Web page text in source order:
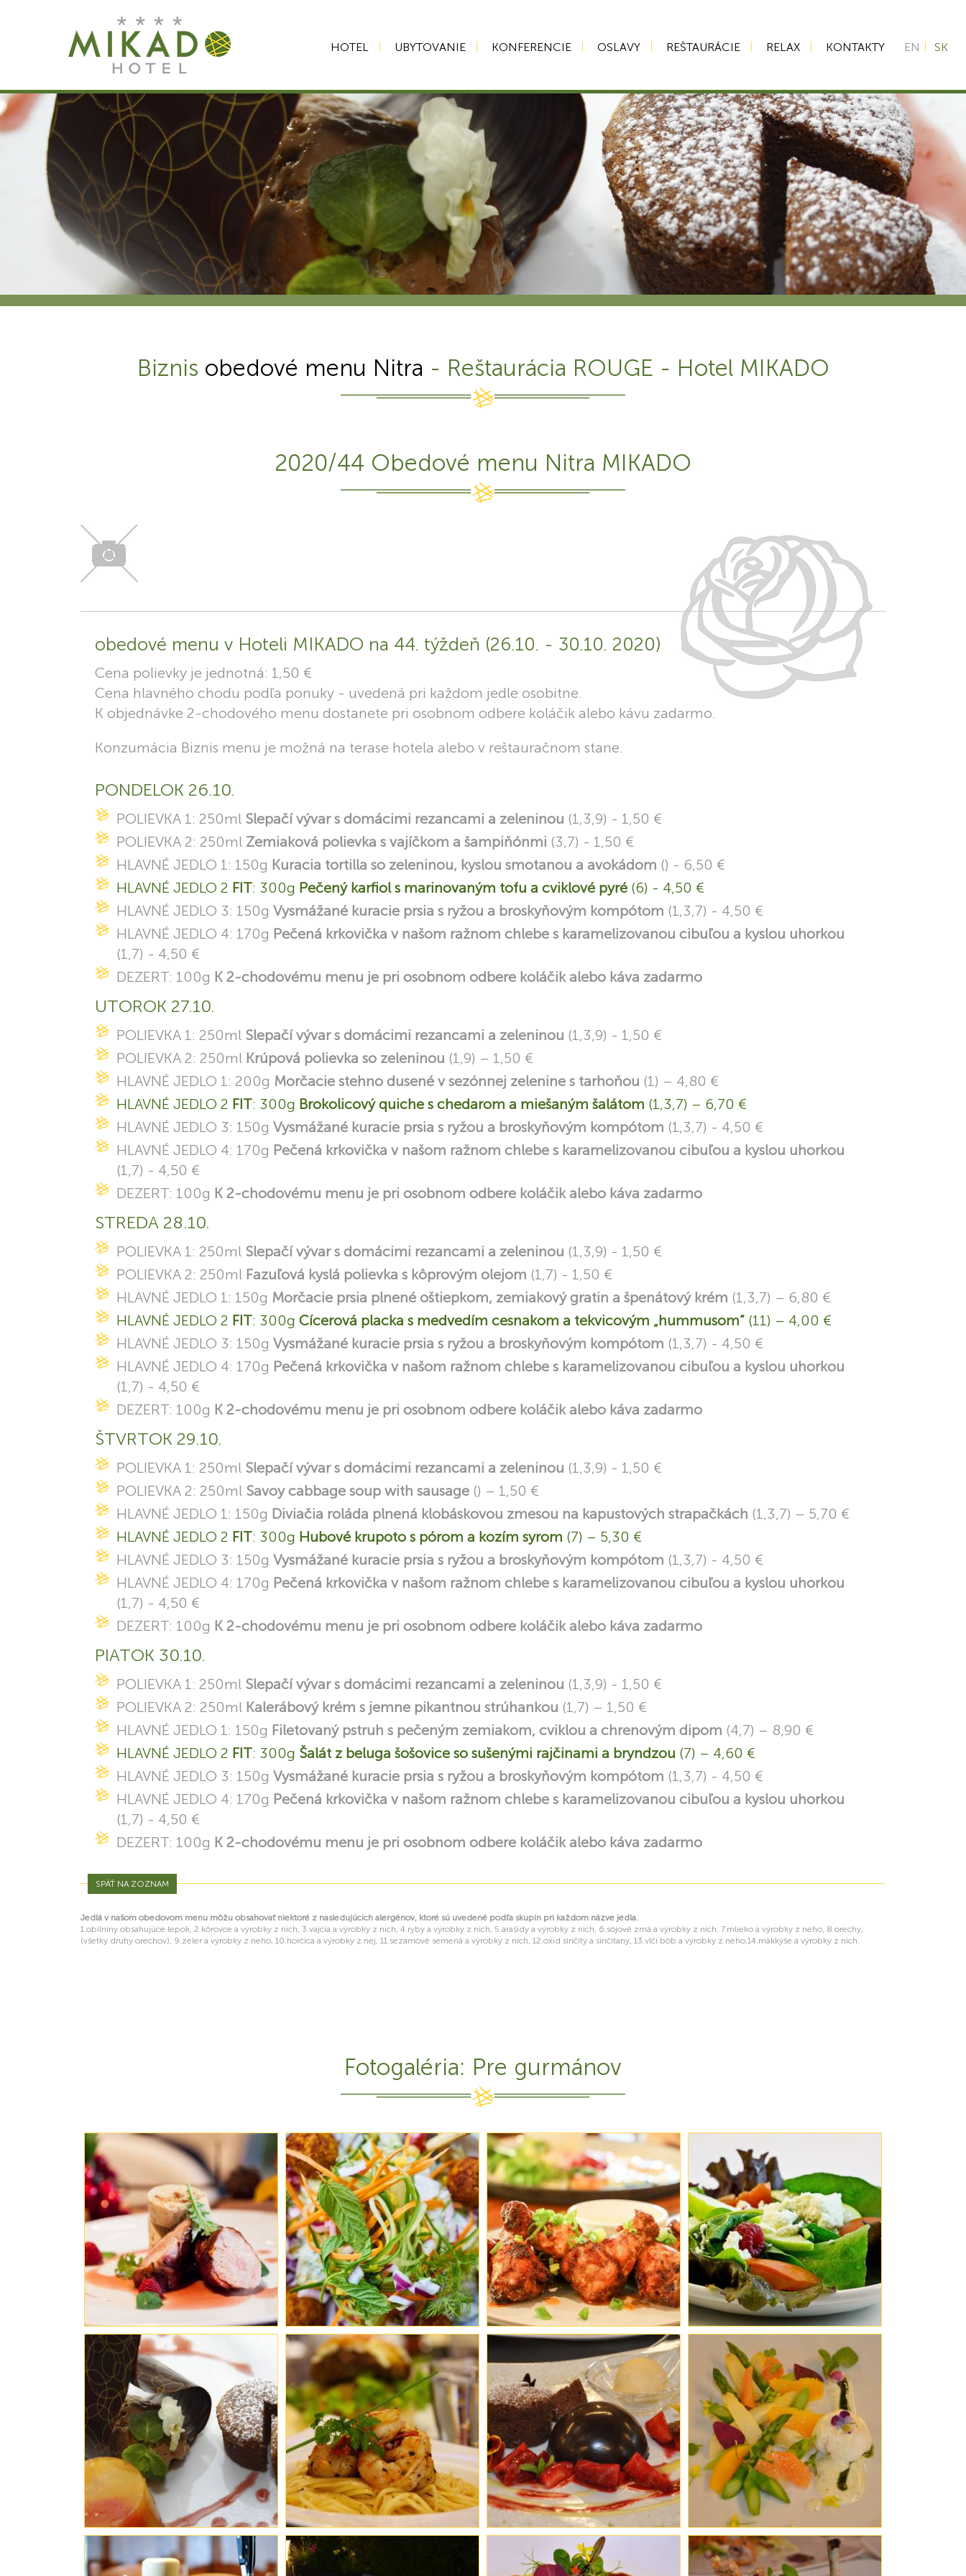
HOTEL UBYTOVANIE KONFERENCIE OSLAVY REŠTAURÁCIE RELAX KONTAKTY EN SK
Biznis obedové menu Nitra - Reštaurácia ROUGE - Hotel MIKADO
2020/44 Obedové menu Nitra MIKADO
obedové menu v Hoteli MIKADO na 44. týždeň (26.10. - 30.10. 2020)
Cena polievky je jednotná: 1,50 €
Cena hlavného chodu podľa ponuky - uvedená pri každom jedle osobitne.
K objednávke 2-chodového menu dostanete pri osobnom odbere koláčik alebo kávu zadarmo.
Konzumácia Biznis menu je možná na terase hotela alebo v reštauračnom stane.
PONDELOK 26.10.
POLIEVKA 1: 250ml Slepačí vývar s domácimi rezancami a zeleninou (1,3,9) - 1,50 €
POLIEVKA 2: 250ml Zemiaková polievka s vajíčkom a šampiňónmi (3,7) - 1,50 €
HLAVNÉ JEDLO 1: 150g Kuracia tortilla so zeleninou, kyslou smotanou a avokádom () - 6,50 €
HLAVNÉ JEDLO 2 FIT: 300g Pečený karfiol s marinovaným tofu a cviklové pyré (6) - 4,50 €
HLAVNÉ JEDLO 3: 150g Vysmážané kuracie prsia s ryžou a broskyňovým kompótom (1,3,7) - 4,50 €
HLAVNÉ JEDLO 4: 170g Pečená krkovička v našom ražnom chlebe s karamelizovanou cibuľou a kyslou uhorkou
(1,7) - 4,50 €
DEZERT: 100g K 2-chodovému menu je pri osobnom odbere koláčik alebo káva zadarmo
UTOROK 27.10.
POLIEVKA 1: 250ml Slepačí vývar s domácimi rezancami a zeleninou (1,3,9) - 1,50 €
POLIEVKA 2: 250ml Krúpová polievka so zeleninou (1,9) – 1,50 €
HLAVNÉ JEDLO 1: 200g Morčacie stehno dusené v sezónnej zelenine s tarhoňou (1) – 4,80 €
HLAVNÉ JEDLO 2 FIT: 300g Brokolicový quiche s chedarom a miešaným šalátom (1,3,7) – 6,70 €
HLAVNÉ JEDLO 3: 150g Vysmážané kuracie prsia s ryžou a broskyňovým kompótom (1,3,7) - 4,50 €
HLAVNÉ JEDLO 4: 170g Pečená krkovička v našom ražnom chlebe s karamelizovanou cibuľou a kyslou uhorkou
(1,7) - 4,50 €
DEZERT: 100g K 2-chodovému menu je pri osobnom odbere koláčik alebo káva zadarmo
STREDA 28.10.
POLIEVKA 1: 250ml Slepačí vývar s domácimi rezancami a zeleninou (1,3,9) - 1,50 €
POLIEVKA 2: 250ml Fazuľová kyslá polievka s kôprovým olejom (1,7) - 1,50 €
HLAVNÉ JEDLO 1: 150g Morčacie prsia plnené oštiepkom, zemiakový gratin a špenátový krém (1,3,7) – 6,80 €
HLAVNÉ JEDLO 2 FIT: 300g Cícerová placka s medvedím cesnakom a tekvicovým „hummusom“ (11) – 4,00 €
HLAVNÉ JEDLO 3: 150g Vysmážané kuracie prsia s ryžou a broskyňovým kompótom (1,3,7) - 4,50 €
HLAVNÉ JEDLO 4: 170g Pečená krkovička v našom ražnom chlebe s karamelizovanou cibuľou a kyslou uhorkou
(1,7) - 4,50 €
DEZERT: 100g K 2-chodovému menu je pri osobnom odbere koláčik alebo káva zadarmo
ŠTVRTOK 29.10.
POLIEVKA 1: 250ml Slepačí vývar s domácimi rezancami a zeleninou (1,3,9) - 1,50 €
POLIEVKA 2: 250ml Savoy cabbage soup with sausage () – 1,50 €
HLAVNÉ JEDLO 1: 150g Diviačia roláda plnená klobáskovou zmesou na kapustových strapačkách (1,3,7) – 5,70 €
HLAVNÉ JEDLO 2 FIT: 300g Hubové krupoto s pórom a kozím syrom (7) – 5,30 €
HLAVNÉ JEDLO 3: 150g Vysmážané kuracie prsia s ryžou a broskyňovým kompótom (1,3,7) - 4,50 €
HLAVNÉ JEDLO 4: 170g Pečená krkovička v našom ražnom chlebe s karamelizovanou cibuľou a kyslou uhorkou
(1,7) - 4,50 €
DEZERT: 100g K 2-chodovému menu je pri osobnom odbere koláčik alebo káva zadarmo
PIATOK 30.10.
POLIEVKA 1: 250ml Slepačí vývar s domácimi rezancami a zeleninou (1,3,9) - 1,50 €
POLIEVKA 2: 250ml Kalerábový krém s jemne pikantnou strúhankou (1,7) – 1,50 €
HLAVNÉ JEDLO 1: 150g Filetovaný pstruh s pečeným zemiakom, cviklou a chrenovým dipom (4,7) – 8,90 €
HLAVNÉ JEDLO 2 FIT: 300g Šalát z beluga šošovice so sušenými rajčinami a bryndzou (7) – 4,60 €
HLAVNÉ JEDLO 3: 150g Vysmážané kuracie prsia s ryžou a broskyňovým kompótom (1,3,7) - 4,50 €
HLAVNÉ JEDLO 4: 170g Pečená krkovička v našom ražnom chlebe s karamelizovanou cibuľou a kyslou uhorkou
(1,7) - 4,50 €
DEZERT: 100g K 2-chodovému menu je pri osobnom odbere koláčik alebo káva zadarmo
SPÄŤ NA ZOZNAM
Jedlá v našom obedovom menu môžu obsahovať niektoré z nasledujúcich alergénov, ktoré sú uvedené podľa skupín pri každom názve jedla.
1.obilniny obsahujúce lepok, 2.kôrovce a výrobky z nich, 3.vajcia a výrobky z nich, 4.ryby a výrobky z nich, 5.arašidy a výrobky z nich, 6.sójové zrná a výrobky z nich, 7.mlieko a výrobky z neho, 8.orechy,
(všetky druhy orechov), 9.zeler a výrobky z neho, 10.horčica a výrobky z nej, 11.sezamové semená a výrobky z nich, 12.oxid siričitý a siričitany, 13.vlčí bôb a výrobky z neho,14.mäkkýše a výrobky z nich.
Fotogaléria: Pre gurmánov